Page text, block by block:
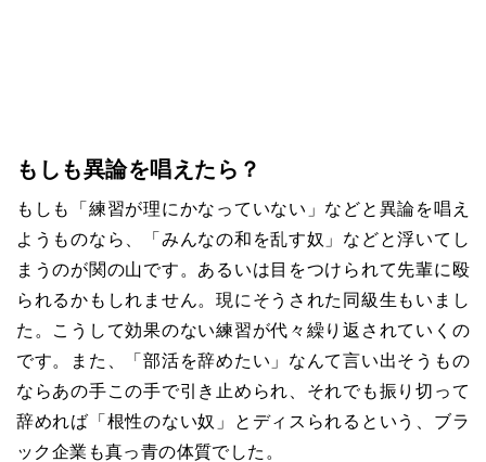
もしも異論を唱えたら？
もしも「練習が理にかなっていない」などと異論を唱え
ようものなら、「みんなの和を乱す奴」などと浮いてし
まうのが関の山です。あるいは目をつけられて先輩に殴
られるかもしれません。現にそうされた同級生もいまし
た。こうして効果のない練習が代々繰り返されていくの
です。また、「部活を辞めたい」なんて言い出そうもの
ならあの手この手で引き止められ、それでも振り切って
辞めれば「根性のない奴」とディスられるという、ブラ
ック企業も真っ青の体質でした。